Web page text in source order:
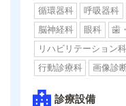
循環器科 呼吸器科
脳神経科
眼科 歯
リハビリテーション科
行動診療科
画像診
診療設備